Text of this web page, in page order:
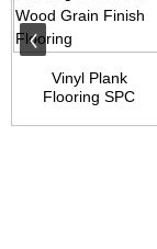
Vinyl Plank
Flooring SPC